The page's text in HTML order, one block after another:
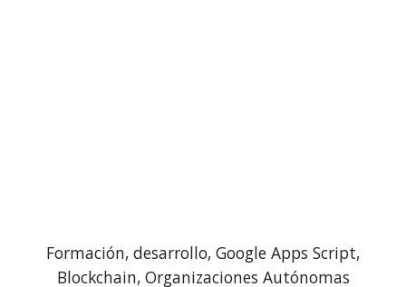
Formación, desarrollo, Google Apps Script,
Blockchain, Organizaciones Autónomas